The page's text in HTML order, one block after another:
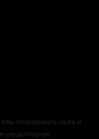
побаловать себя и
рецепторам.